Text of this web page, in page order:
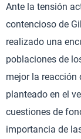
Ante la tensión
contencioso de
realizado una
poblaciones de
mejor la
planteado en el
cuestiones de
importancia de